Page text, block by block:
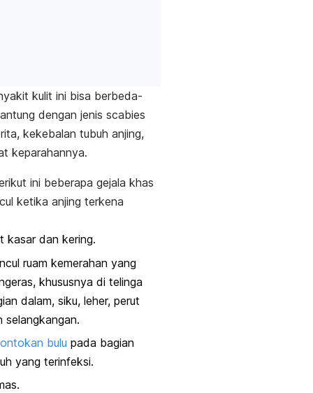
kulit ini bisa berbeda-
dengan jenis scabies
kekebalan tubuh anjing,
keparahannya.
ini beberapa gejala khas
ketika anjing terkena
kasar dan kering.
ruam kemerahan yang
khususnya di telinga
dalam, siku, leher, perut
selangkangan.
bulu pada bagian
yang terinfeksi.